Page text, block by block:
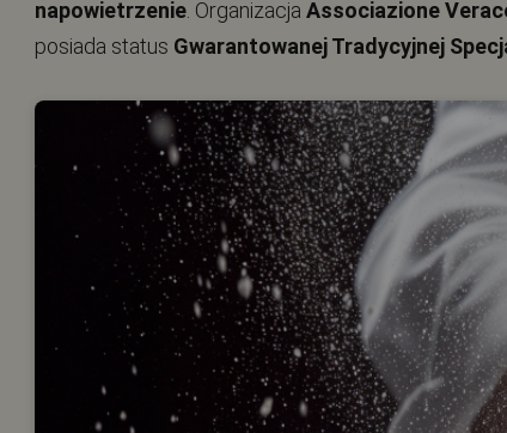
napowietrzenie . Organizacja Associazione
posiada status Gwarantowanej Tradycyjnej